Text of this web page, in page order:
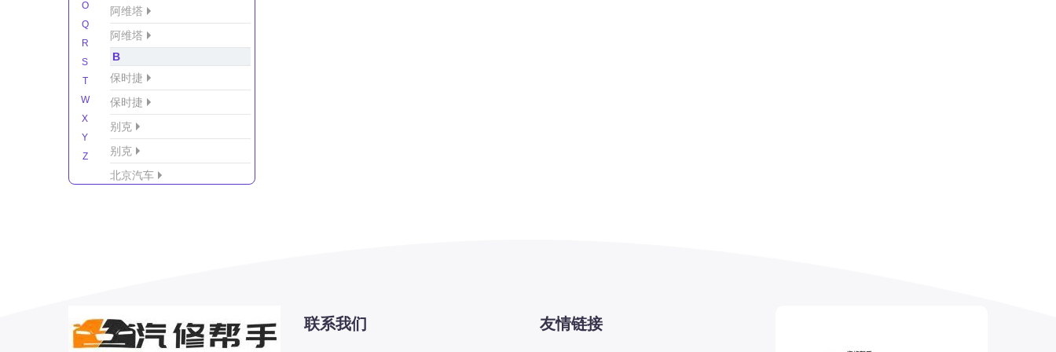
O
Q
R
S
T
W
X
Y
Z
阿维塔
阿维塔
B
保时捷
保时捷
别克
别克
北京汽车
北汽幻速
北汽新能源
联系我们 友情链接